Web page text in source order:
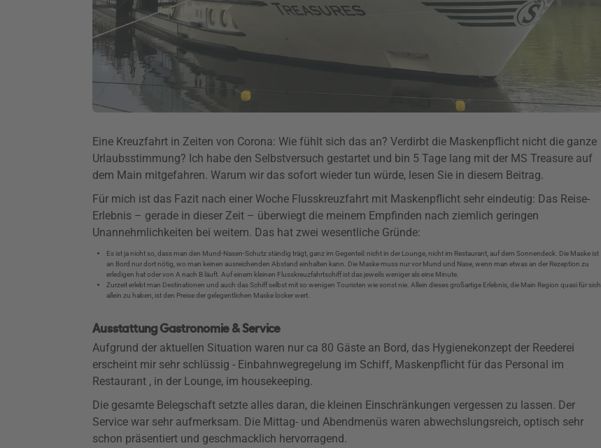
Eine Kreuzfahrt in Zeiten von Corona: Wie fühlt sich das an? Verdirbt die Maskenpflicht nicht die ganze
Urlaubsstimmung? Ich habe den Selbstversuch gestartet und bin 5 Tage lang mit der MS Treasure auf
dem Main mitgefahren. Warum wir das sofort wieder tun würde, lesen Sie in diesem Beitrag.
Für mich ist das Fazit nach einer Woche Flusskreuzfahrt mit Maskenpflicht sehr eindeutig: Das Reise-
Erlebnis – gerade in dieser Zeit – überwiegt die meinem Empfinden nach ziemlich geringen
Unannehmlichkeiten bei weitem. Das hat zwei wesentliche Gründe:
Es ist ja nicht so, dass man den Mund-Nasen-Schutz ständig trägt, ganz im Gegenteil: nicht in der Lounge, nicht im Restaurant, auf dem Sonnendeck. Die Maske ist
an Bord nur dort nötig, wo man keinen ausreichenden Abstand einhalten kann. Die Maske muss nur vor Mund und Nase, wenn man etwas an der Rezeption zu
erledigen hat oder von A nach B läuft. Auf einem kleinen Flusskreuzfahrtschiff ist das jeweils weniger als eine Minute.
Zurzeit erlebt man Destinationen und auch das Schiff selbst mit so wenigen Touristen wie sonst nie. Allein dieses großartige Erlebnis, die Main Region quasi für sich
allein zu haben, ist den Preise der gelegentlichen Maske locker wert.
Ausstattung Gastronomie & Service
Aufgrund der aktuellen Situation waren nur ca 80 Gäste an Bord, das Hygienekonzept der Reederei
erscheint mir sehr schlüssig - Einbahnwegregelung im Schiff, Maskenpflicht für das Personal im
Restaurant , in der Lounge, im housekeeping.
Die gesamte Belegschaft setzte alles daran, die kleinen Einschränkungen vergessen zu lassen. Der
Service war sehr aufmerksam. Die Mittag- und Abendmenüs waren abwechslungsreich, optisch sehr
schon präsentiert und geschmacklich hervorragend.